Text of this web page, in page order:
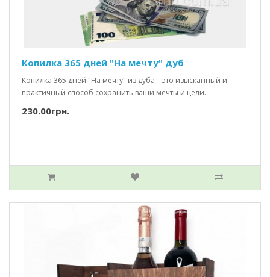
Копилка 365 дней "На мечту" дуб
Копилка 365 дней "На мечту" из дуба – это изысканный и
практичный способ сохранить ваши мечты и цели..
230.00грн.